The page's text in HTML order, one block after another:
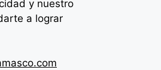
y nuestro
a lograr